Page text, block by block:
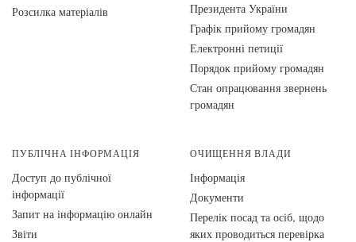
Розсилка матеріалів
Президента України
Графік прийому громадян
Електронні петиції
Порядок прийому громадян
Стан опрацювання звернень
громадян
ПУБЛІЧНА ІНФОРМАЦІЯ
Доступ до публічної
інформації
Запит на інформацію онлайн
Звіти
ОЧИЩЕННЯ ВЛАДИ
Інформація
Документи
Перелік посад та осіб, щодо
яких проводиться перевірка